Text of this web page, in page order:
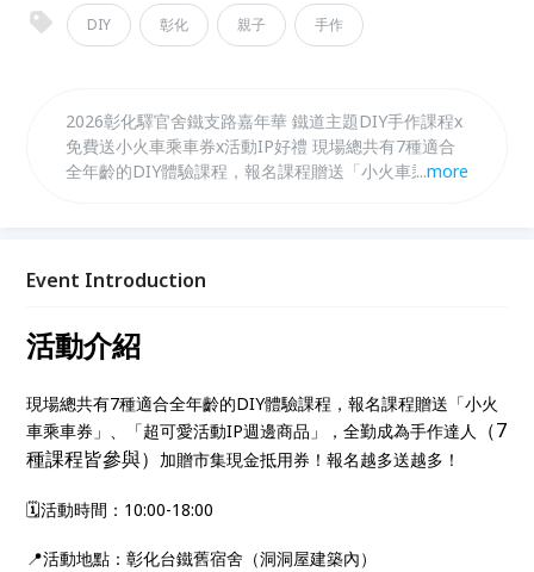
DIY 彰化 親子 手作
2026彰化驛官舍鐵支路嘉年華 鐵道主題DIY手作課程x
免費送小火車乘車券x活動IP好禮 現場總共有7種適合
全年齡的DIY體驗課程，報名課程贈送「小火車乘車
...more
Event Introduction
活動介紹
現場總共有7種適合全年齡的DIY體驗課程，報名課程贈送「小火
車乘車券」、「超可愛活動IP週邊商品」，全勤成為手作達人
（7
種課程皆參與） 加贈市集現金抵用券！報名越多送越多！
🗓️活動時間：10:00-18:00
📍活動地點：彰化台鐵舊宿舍（洞洞屋建築內）